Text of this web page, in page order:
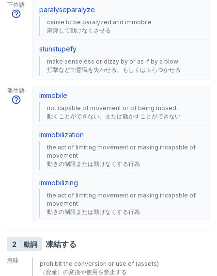
下位語
paralyseparalyze
cause to be paralyzed and immobile
麻痺して動けなくさせる
stunstupefy
make senseless or dizzy by or as if by a blow
打撃などで意識を失わせる、もしくはふらつかせる
派生語
immobile
not capable of movement or of being moved
動くことができない、または動かすことができない
immobilization
the act of limiting movement or making incapable of
movement
動きの制限または動けなくする行為
immobilizing
the act of limiting movement or making incapable of
movement
動きの制限または動けなくする行為
2 動詞 凍結する
意味
prohibit the conversion or use of (assets)
（資産）の変換や使用を禁止する